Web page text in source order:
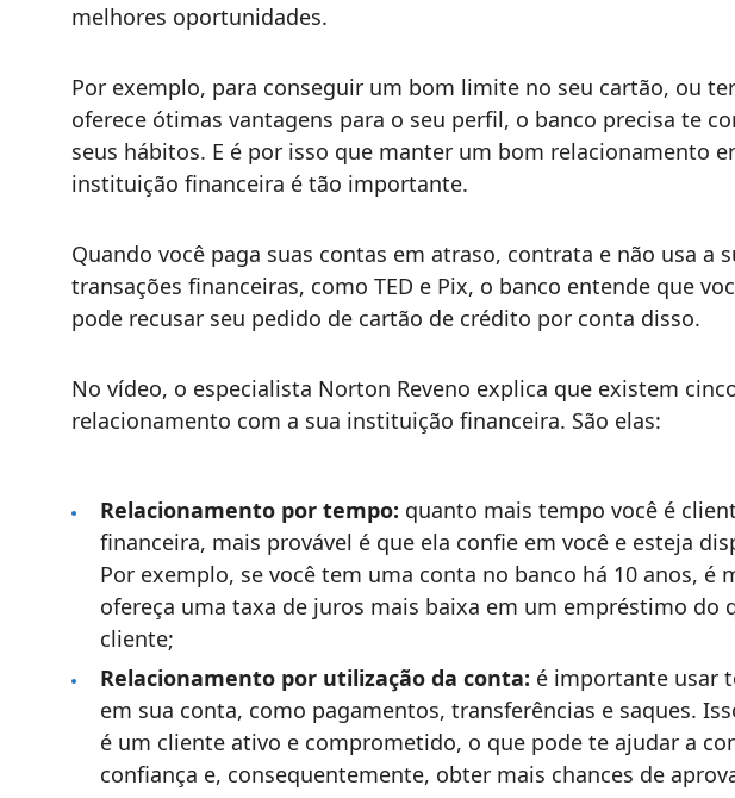
melhores oportunidades.
Por exemplo, para conseguir um bom limite no seu cartão, ou
oferece ótimas vantagens para o seu perfil, o banco precisa te
seus hábitos. E é por isso que manter um bom relacionamento
instituição financeira é tão importante.
Quando você paga suas contas em atraso, contrata e não usa a
transações financeiras, como TED e Pix, o banco entende que
pode recusar seu pedido de cartão de crédito por conta disso.
No vídeo, o especialista Norton Reveno explica que existem
relacionamento com a sua instituição financeira. São elas:
Relacionamento por tempo: quanto mais tempo você é
financeira, mais provável é que ela confie em você e esteja
Por exemplo, se você tem uma conta no banco há 10 anos, é
ofereça uma taxa de juros mais baixa em um empréstimo do
cliente;
Relacionamento por utilização da conta: é importante usar
em sua conta, como pagamentos, transferências e saques.
é um cliente ativo e comprometido, o que pode te ajudar a
confiança e, consequentemente, obter mais chances de